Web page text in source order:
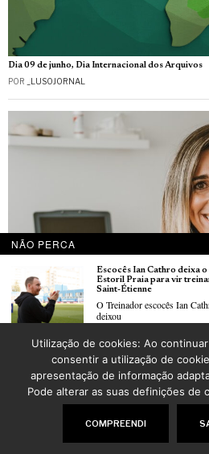
Dia 09 de junho, Dia Internacional dos Arquivos
POR _LUSOJORNAL
Saúde: Pernas cansadas
_LUSOJORNAL
©2026LusoJornal | Todos os
NÃO PERCA
Escocês Ian Cathro deixa o
Estoril Praia para vir
Saint-Étienne
O Treinador escocês Ian
deixou
Mundial2026: Portugal
defronta amanhã a Nigéria
com a “armada lusa” do
A Seleção portuguesa
amanhã, quarta-feira,
Utilização de cookies: Ao
consentir a utilização de
apresentação de informação
Pode alterar as suas definições de
COMPREENDI